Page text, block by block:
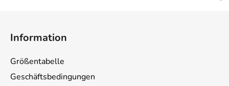
Information
Größentabelle
Geschäftsbedingungen